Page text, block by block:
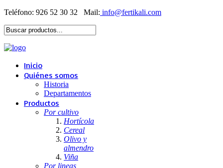
Teléfono: 926 52 30 32 Mail:
Inicio
Quiénes somos
Historia
Departamentos
Productos
Por cultivo
Hortícola
Cereal
Olivo y
almendro
Viña
Por lineas